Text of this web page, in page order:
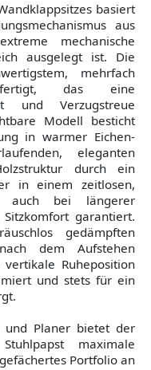
basiert
aus
mechanische
ausgelegt ist. Die
mehrfach
das eine
und Verzugstreue
Modell besticht
in warmer Eichen-
eleganten
durch ein
in einem zeitlosen,
auch bei längerer
garantiert.
gedämpften
dem Aufstehen
Ruheposition
und stets für ein
und Planer bietet der
maximale
Portfolio an